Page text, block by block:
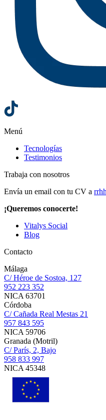
Menú
Tecnologías
Testimonios
Trabaja con nosotros
Envía un email con tu CV a
¡Queremos conocerte!
Vitalys Social
Blog
Contacto
Málaga
C/ Héroe de Sostoa, 127
952 223 352
NICA 63701
Córdoba
C/ Cañada Real Mestas 21
957 843 595
NICA 59706
Granada (Motril)
C/ París, 2, Bajo
958 833 997
NICA 45348